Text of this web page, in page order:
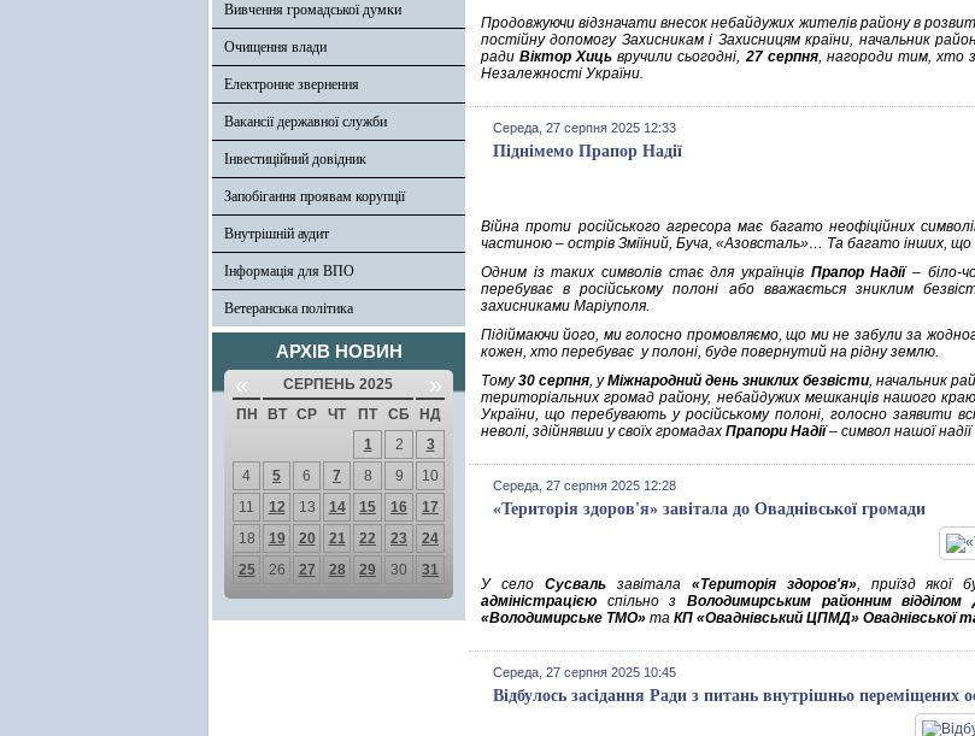
Вивчення громадської думки
Очищення влади
Електронне звернення
Вакансії державної служби
Інвестиційний довідник
Запобігання проявам корупції
Внутрішній аудит
Інформація для ВПО
Ветеранська політика
АРХІВ НОВИН
« СЕРПЕНЬ 2025 »
ПН ВТ СР ЧТ ПТ СБ
НД
1
2
3
4
5 6 7 8 9
10
11
12 13 14 15 16
17
18
19 20 21 22 23
24
25
26 27 28 29 30 31
Продовжуючи відзначати внесок небайдужих жителів району в
постійну допомогу Захисникам і Захисницям країни, начальник
радиВіктор Хиць вручили сьогодні,27 серпня, нагороди тим, хто
Незалежності України.
Середа, 27 серпня 2025 12:33
Піднімемо Прапор Надії
Війна проти російського агресора має багато неофіційних
частиною – острів Зміїний, Буча, «Азовсталь»… Та багато інших,
Одним із таких символів стає для українців Прапор Надії– біло-
перебуває в російському полоні або вважається зниклим
захисниками Маріуполя.
Підіймаючи його, ми голосно промовляємо, що ми не забули за
кожен, хто перебуває у полоні, буде повернутий на рідну землю.
Тому30 серпня, уМіжнародний день зниклих безвісти, начальник
територіальних громад району, небайдужих мешканців нашого
України, що перебувають у російському полоні, голосно заявити
неволі, здійнявши у своїх громадах Прапори Надії– символ нашої надії
Середа, 27 серпня 2025 12:28
«Територія здоров'я» завітала до Оваднівської громади
У село Сусвальзавітала «Територія здоров'я», приїзд якої
адміністрацією спільно з Володимирським районним
«Володимирське ТМО» та КП «Оваднівський ЦПМД» Оваднівської
Середа, 27 серпня 2025 10:45
Відбулось засідання Ради з питань внутрішньо переміщених